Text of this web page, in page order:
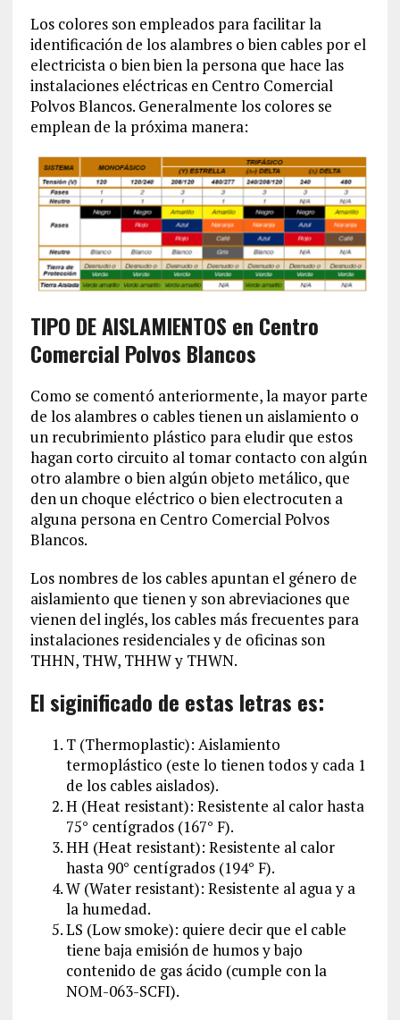
Los colores son empleados para facilitar la
identificación de los alambres o bien cables por el
electricista o bien bien la persona que hace las
instalaciones eléctricas en Centro Comercial
Polvos Blancos. Generalmente los colores se
emplean de la próxima manera:
TIPO DE AISLAMIENTOS en Centro
Comercial Polvos Blancos
Como se comentó anteriormente, la mayor parte
de los alambres o cables tienen un aislamiento o
un recubrimiento plástico para eludir que estos
hagan corto circuito al tomar contacto con algún
otro alambre o bien algún objeto metálico, que
den un choque eléctrico o bien electrocuten a
alguna persona en Centro Comercial Polvos
Blancos.
Los nombres de los cables apuntan el género de
aislamiento que tienen y son abreviaciones que
vienen del inglés, los cables más frecuentes para
instalaciones residenciales y de oficinas son
THHN, THW, THHW y THWN.
El siginificado de estas letras es:
T (Thermoplastic): Aislamiento
termoplástico (este lo tienen todos y cada 1
de los cables aislados).
H (Heat resistant): Resistente al calor hasta
75° centígrados (167° F).
HH (Heat resistant): Resistente al calor
hasta 90° centígrados (194° F).
W (Water resistant): Resistente al agua y a
la humedad.
LS (Low smoke): quiere decir que el cable
tiene baja emisión de humos y bajo
contenido de gas ácido (cumple con la
NOM-063-SCFI).